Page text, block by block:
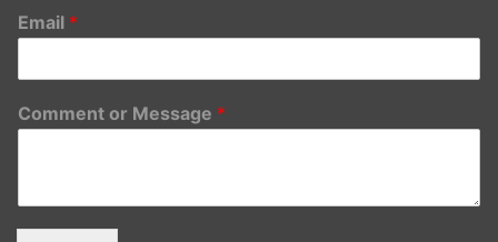
Email *
Comment or Message *